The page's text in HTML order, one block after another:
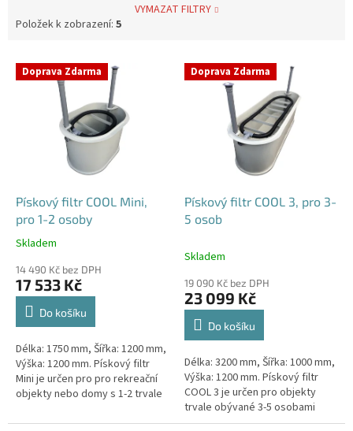
VYMAZAT FILTRY
Položek k zobrazení: 5
V Doprava Zdarma
Pískový filtr COOL Mini,
pro 1-2 osoby
Průměrné
produktu
je
4,1
hvězdiček.
Skladem
14 490 Kč bez DPH
17 533 Kč
Do košíku
Délka: 1750 mm, Šířka: 1200 mm,
Výška: 1200 mm. Pískový filtr
Mini je určen pro pro rekreační
objekty nebo domy s 1-2 trvale
Doprava Zdarma
Pískový filtr COOL 3, pro 3-
5 osob
Skladem
19 090 Kč bez DPH
23 099 Kč
Do košíku
Délka: 3200 mm, Šířka: 1000 mm,
Výška: 1200 mm. Pískový filtr
COOL 3 je určen pro objekty
trvale obývané 3-5 osobami
Český výrobek!